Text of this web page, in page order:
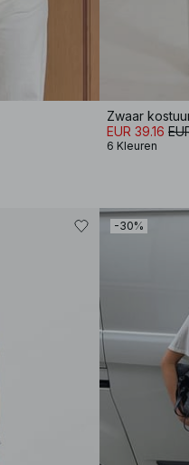
Zwaar
EUR 39.16
6 Kleuren
-30%